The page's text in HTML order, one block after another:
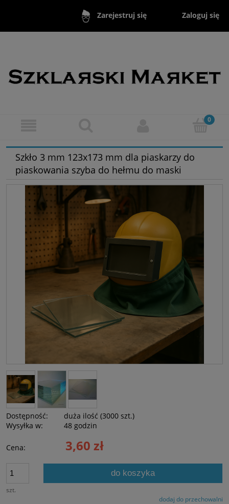
Zarejestruj się Zaloguj się
Szkło 3 mm 123x173 mm dla piaskarzy do
piaskowania szyba do hełmu do maski
Dostępność:
duża ilość (3000 szt.)
Wysyłka w:
48 godzin
Cena: 3,60 zł
szt.
do koszyka
dodaj do przechowalni